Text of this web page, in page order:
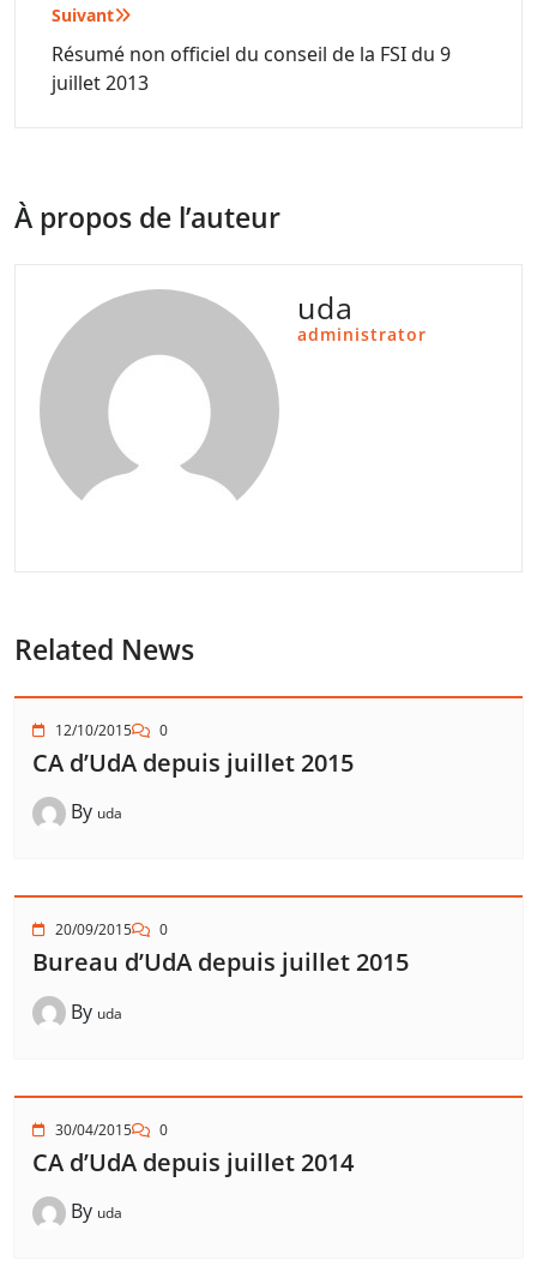
Suivant
Résumé non officiel du conseil de la FSI du 9
juillet 2013
À propos de l’auteur
uda
administrator
Related News
12/10/2015 0
CA d’UdA depuis juillet 2015
By uda
20/09/2015 0
Bureau d’UdA depuis juillet 2015
By uda
30/04/2015 0
CA d’UdA depuis juillet 2014
By uda